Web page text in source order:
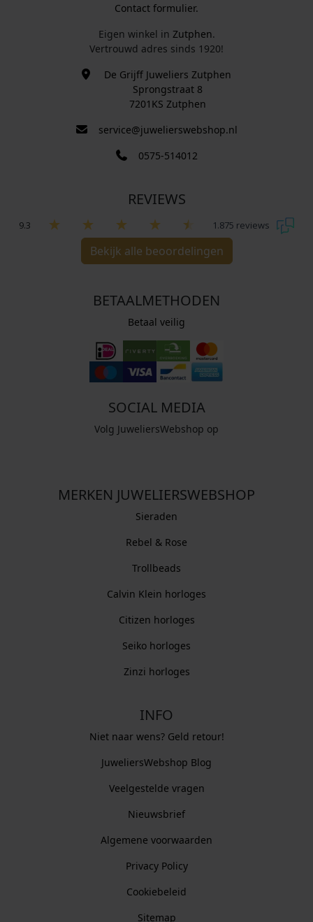
Contact formulier.
Eigen winkel in Zutphen.
Vertrouwd adres sinds 1920!
De Grijff Juweliers Zutphen
Sprongstraat 8
7201KS Zutphen
service@juwelierswebshop.nl
0575-514012
REVIEWS
9.3 1.875 reviews
Bekijk alle beoordelingen
BETAALMETHODEN
Betaal veilig
SOCIAL MEDIA
Volg JuweliersWebshop op
MERKEN JUWELIERSWEBSHOP
Sieraden
Rebel & Rose
Trollbeads
Calvin Klein horloges
Citizen horloges
Seiko horloges
Zinzi horloges
INFO
Niet naar wens? Geld retour!
JuweliersWebshop Blog
Veelgestelde vragen
Nieuwsbrief
Algemene voorwaarden
Privacy Policy
Cookiebeleid
Sitemap